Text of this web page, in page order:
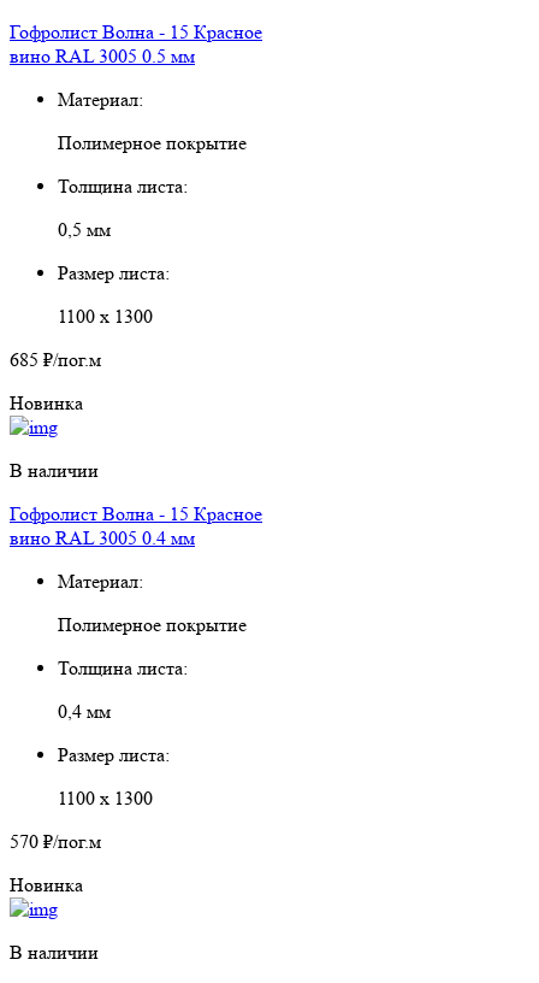
Гофролист Волна - 15 Красное
вино RAL 3005 0.5 мм
Материал:
Полимерное покрытие
Толщина листа:
0,5 мм
Размер листа:
1100 х 1300
685 ₽/пог.м
Новинка
В наличии
Гофролист Волна - 15 Красное
вино RAL 3005 0.4 мм
Материал:
Полимерное покрытие
Толщина листа:
0,4 мм
Размер листа:
1100 х 1300
570 ₽/пог.м
Новинка
В наличии